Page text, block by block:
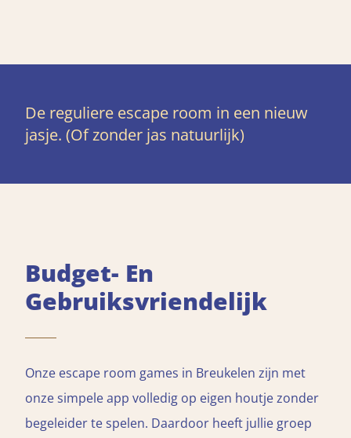
De reguliere escape room in een nieuw
jasje. (Of zonder jas natuurlijk)
Budget- En
Gebruiksvriendelijk
Onze escape room games in Breukelen zijn met
onze simpele app volledig op eigen houtje zonder
begeleider te spelen. Daardoor heeft jullie groep